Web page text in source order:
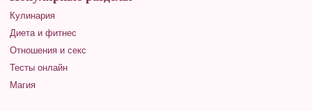
Кулинария
Диета и фитнес
Отношения и секс
Тесты онлайн
Магия